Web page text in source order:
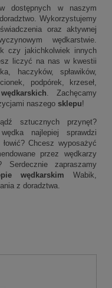
dostępnych w naszym
Wykorzystujemy
oraz aktywnej
wędkarstwie.
czy jakichkolwiek innych
liczyć na nas w kwestii
haczyków, spławików,
podpórek, krzeseł,
wędkarskich . Zachęcamy
naszego sklepu!
sztucznych przynęt?
najlepiej sprawdzi
Chcesz wyposażyć
przez wędkarzy
Serdecznie zapraszamy
wędkarskim Wabik,
z doradztwa.